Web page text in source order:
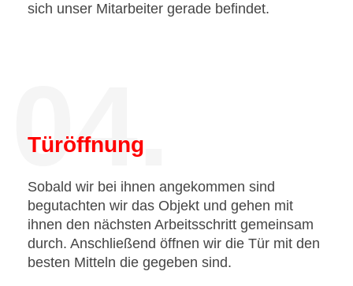
sich unser Mitarbeiter gerade befindet.
04.
Türöffnung
Sobald wir bei ihnen angekommen sind
begutachten wir das Objekt und gehen mit
ihnen den nächsten Arbeitsschritt gemeinsam
durch. Anschließend öffnen wir die Tür mit den
besten Mitteln die gegeben sind.